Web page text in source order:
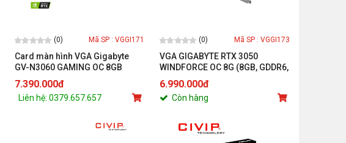
(0) Mã SP : VGGI171
Card màn hình VGA Gigabyte
GV-N3060 GAMING OC 8GB
(N3060GAMING OC - 8GD)
7.390.000đ
Liên hệ: 0379.657.657
(0) Mã SP : VGGI173
VGA GIGABYTE RTX 3050
WINDFORCE OC 8G (8GB, GDDR6,
128bit, HDMI / DisplayPort / DVI-
D)
6.990.000đ
Còn hàng